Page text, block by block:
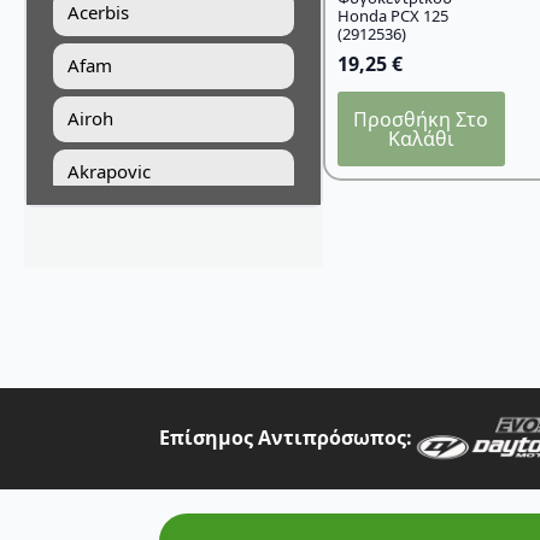
Acerbis
Afam
Airoh
Akrapovic
Art Moto
Auvray
Honda PCX 125
(2912536)
19,25€
Προσθήκη Στο
Καλάθι
Επίσημος Αντιπρόσωπος: